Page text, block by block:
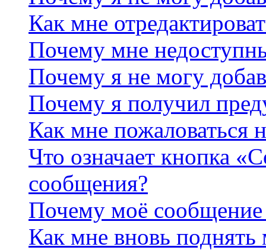
Как мне
Почему мне
Почему я не могу
Почему я получил
Как мне пожаловаться
Что означает кнопка
сообщения?
Почему моё сообщение
Как мне вновь